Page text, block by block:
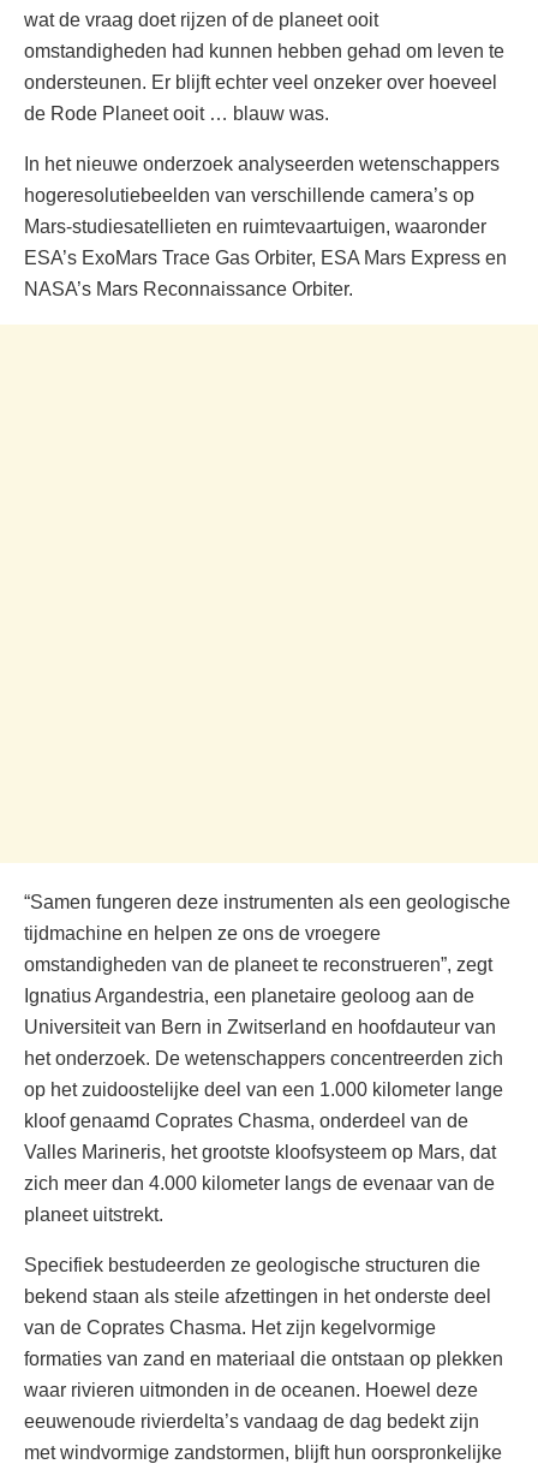
wat de vraag doet rijzen of de planeet ooit
omstandigheden had kunnen hebben gehad om leven te
ondersteunen. Er blijft echter veel onzeker over hoeveel
de Rode Planeet ooit … blauw was.
In het nieuwe onderzoek analyseerden wetenschappers
hogeresolutiebeelden van verschillende camera’s op
Mars-studiesatellieten en ruimtevaartuigen, waaronder
ESA’s ExoMars Trace Gas Orbiter, ESA Mars Express en
NASA’s Mars Reconnaissance Orbiter.
“Samen fungeren deze instrumenten als een geologische
tijdmachine en helpen ze ons de vroegere
omstandigheden van de planeet te reconstrueren”, zegt
Ignatius Argandestria, een planetaire geoloog aan de
Universiteit van Bern in Zwitserland en hoofdauteur van
het onderzoek. De wetenschappers concentreerden zich
op het zuidoostelijke deel van een 1.000 kilometer lange
kloof genaamd Coprates Chasma, onderdeel van de
Valles Marineris, het grootste kloofsysteem op Mars, dat
zich meer dan 4.000 kilometer langs de evenaar van de
planeet uitstrekt.
Specifiek bestudeerden ze geologische structuren die
bekend staan ​​als steile afzettingen in het onderste deel
van de Coprates Chasma. Het zijn kegelvormige
formaties van zand en materiaal die ontstaan ​​op plekken
waar rivieren uitmonden in de oceanen. Hoewel deze
eeuwenoude rivierdelta’s vandaag de dag bedekt zijn
met windvormige zandstormen, blijft hun oorspronkelijke